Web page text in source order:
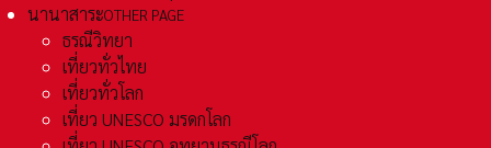
นานาสาระOTHER PAGE
ธรณีวิทยา
เที่ยวทั่วไทย
เที่ยวทั่วโลก
เที่ยว UNESCO มรดกโลก